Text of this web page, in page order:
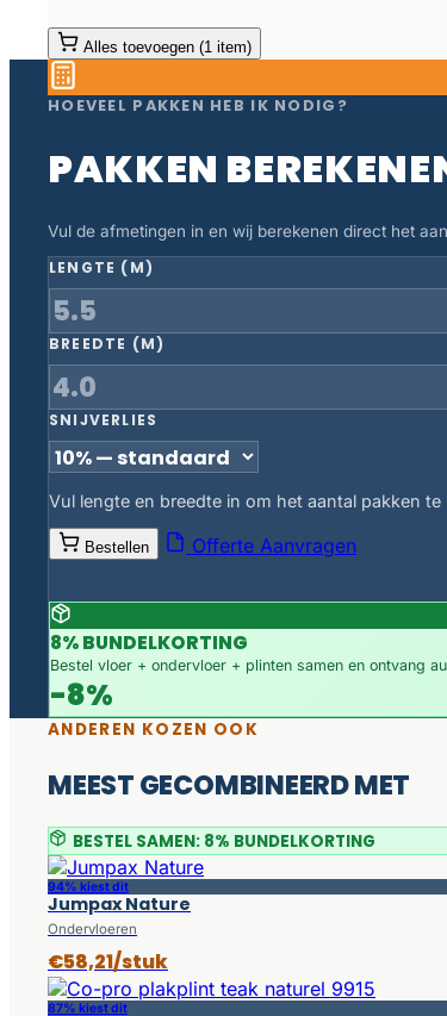
Alles toevoegen (1 item)
HOEVEEL PAKKEN HEB IK NODIG?
PAKKEN
Vul de afmetingen in en wij berekenen direct het
LENGTE (M)
BREEDTE (M)
SNIJVERLIES
Vul lengte en breedte in om het aantal pakken te
Bestellen Offerte Aanvragen
8% BUNDELKORTING
Bestel vloer + ondervloer + plinten samen en ontvang
-8%
ANDEREN KOZEN OOK
MEEST GECOMBINEERD MET
BESTEL SAMEN: 8% BUNDELKORTING
94% kiest dit
Jumpax Nature
Ondervloeren
€58,21/stuk
87% kiest dit